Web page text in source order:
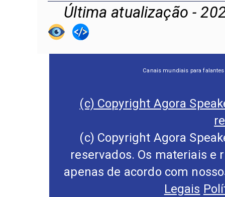
Última atualização -
Canais mundiais para
(c) Copyright Agora
(c) Copyright Agora
reservados. Os materiais e
apenas de acordo com
Legais